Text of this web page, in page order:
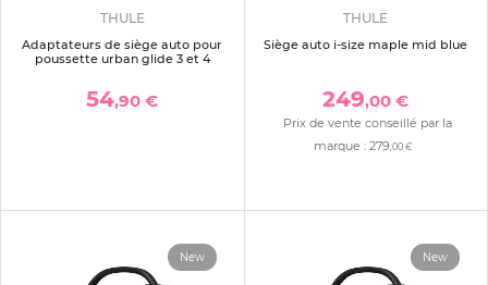
THULE
Adaptateurs de siège auto pour
poussette urban glide 3 et 4
54,90 €
THULE
Siège auto i-size maple mid blue
249,00 €
Prix de vente conseillé par la
marque :279,00 €
New New